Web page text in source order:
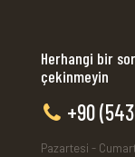
Herhangi bir
çekinmeyin
+90
Pazartesi -